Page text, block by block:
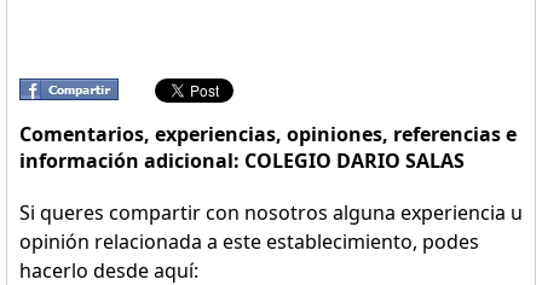
Comentarios, experiencias, opiniones, referencias e
información adicional: COLEGIO DARIO SALAS
Si queres compartir con nosotros alguna experiencia u
opinión relacionada a este establecimiento, podes
hacerlo desde aquí: